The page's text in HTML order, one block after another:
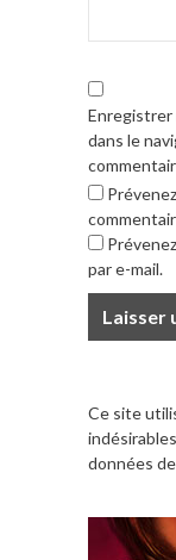
Enregistrer
dans le
par e-mail.
Ce site
données